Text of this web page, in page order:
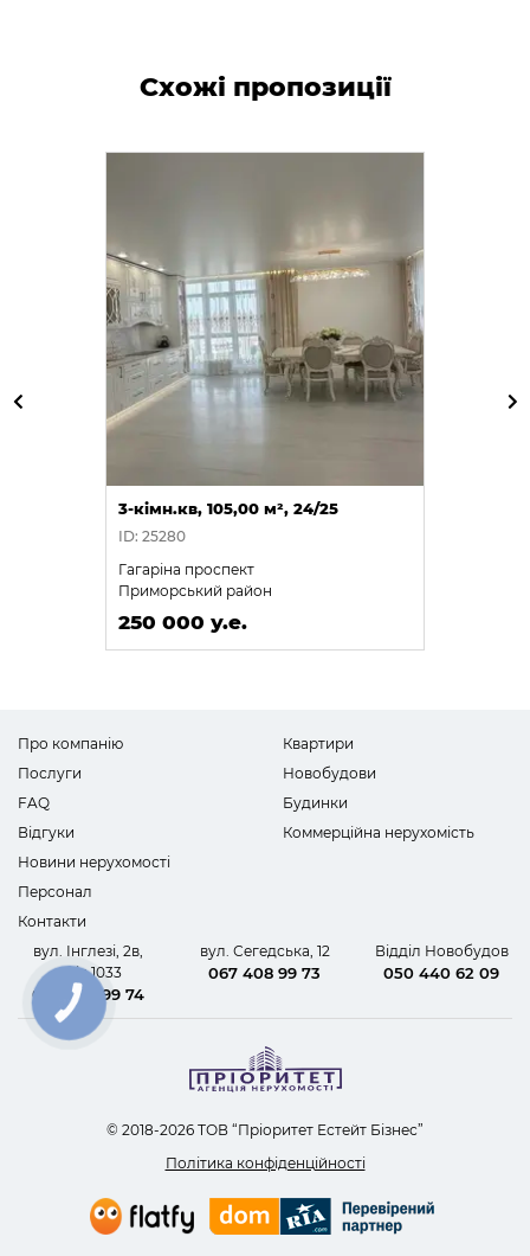
Схожі пропозиції
3-кімн.кв, 105,00 м², 24/25
ID: 25280
Гагаріна проспект
Приморський район
250 000 у.е.
Про компанію
Послуги
FAQ
Відгуки
Новини нерухомості
Персонал
Контакти
Квартири
Новобудови
Будинки
Коммерційна нерухомість
вул. Інглезі, 2в,
офіс 1033
067 408 99 74
вул. Сегедська, 12
067 408 99 73
Відділ Новобудов
050 440 62 09
© 2018-2026 ТОВ “Пріоритет Естейт Бізнес”
Політика конфіденційності
КНОПКА
ЗВ'ЯЗКУ